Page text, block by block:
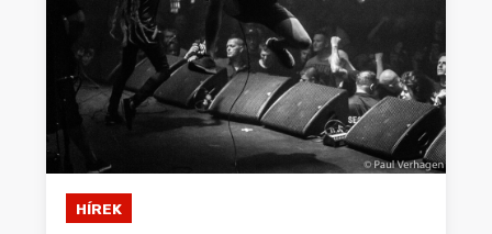
HÍREK